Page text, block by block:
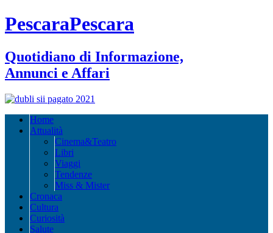
PescaraPescara
Quotidiano di Informazione,
Annunci e Affari
Home
Attualità
Cinema&Teatro
Libri
Viaggi
Tendenze
Miss & Mister
Cronaca
Cultura
Curiosità
Salute